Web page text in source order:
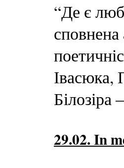
“Де є
Івасюка,
29.02. In